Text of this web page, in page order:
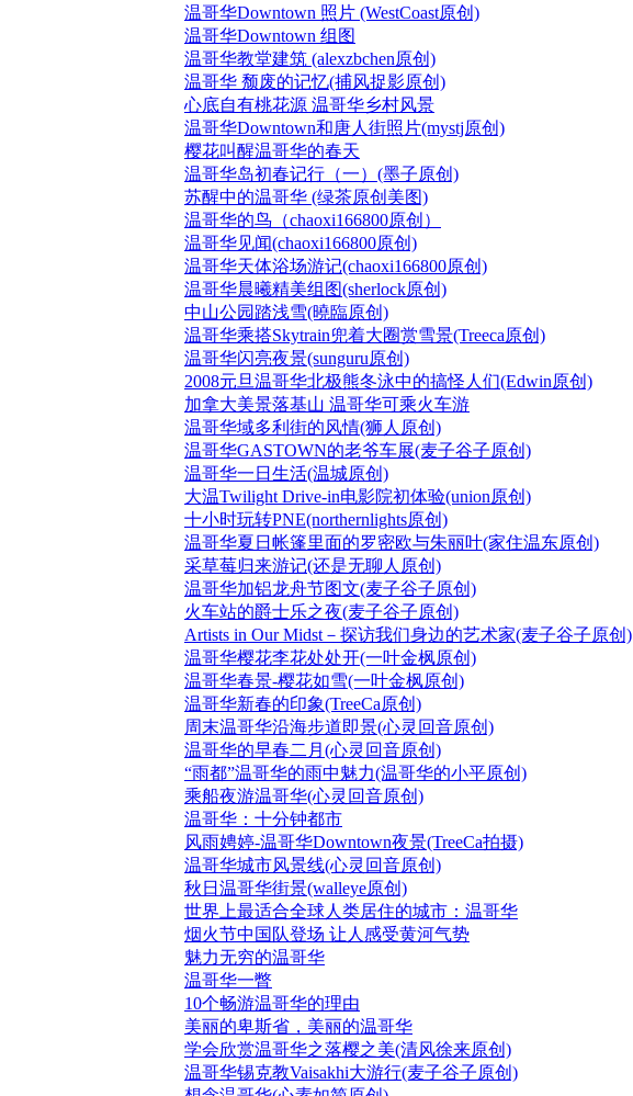
温哥华Downtown 照片 (WestCoast原创)
温哥华Downtown 组图
温哥华教堂建筑 (alexzbchen原创)
温哥华 颓废的记忆(捕风捉影原创)
心底自有桃花源 温哥华乡村风景
温哥华Downtown和唐人街照片(mystj原创)
樱花叫醒温哥华的春天
温哥华岛初春记行（一）(墨子原创)
苏醒中的温哥华 (绿茶原创美图)
温哥华的鸟（chaoxi166800原创）
温哥华见闻(chaoxi166800原创)
温哥华天体浴场游记(chaoxi166800原创)
温哥华晨曦精美组图(sherlock原创)
中山公园踏浅雪(曉臨原创)
温哥华乘搭Skytrain兜着大圈赏雪景(Treeca原创)
温哥华闪亮夜景(sunguru原创)
2008元旦温哥华北极熊冬泳中的搞怪人们(Edwin原创)
加拿大美景落基山 温哥华可乘火车游
温哥华域多利街的风情(狮人原创)
温哥华GASTOWN的老爷车展(麦子谷子原创)
温哥华一日生活(温城原创)
大温Twilight Drive-in电影院初体验(union原创)
十小时玩转PNE(northernlights原创)
温哥华夏日帐篷里面的罗密欧与朱丽叶(家住温东原创)
采草莓归来游记(还是无聊人原创)
温哥华加铝龙舟节图文(麦子谷子原创)
火车站的爵士乐之夜(麦子谷子原创)
Artists in Our Midst－探访我们身边的艺术家(麦子谷子原创)
温哥华樱花李花处处开(一叶金枫原创)
温哥华春景-樱花如雪(一叶金枫原创)
温哥华新春的印象(TreeCa原创)
周末温哥华沿海步道即景(心灵回音原创)
温哥华的早春二月(心灵回音原创)
“雨都”温哥华的雨中魅力(温哥华的小平原创)
乘船夜游温哥华(心灵回音原创)
温哥华：十分钟都市
风雨娉婷-温哥华Downtown夜景(TreeCa拍摄)
温哥华城市风景线(心灵回音原创)
秋日温哥华街景(walleye原创)
世界上最适合全球人类居住的城市：温哥华
烟火节中国队登场 让人感受黄河气势
魅力无穷的温哥华
温哥华一瞥
10个畅游温哥华的理由
美丽的卑斯省，美丽的温哥华
学会欣赏温哥华之落樱之美(清风徐来原创)
温哥华锡克教Vaisakhi大游行(麦子谷子原创)